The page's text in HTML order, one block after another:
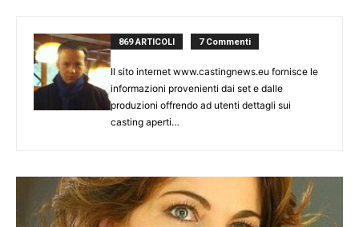
869 ARTICOLI 7 Commenti
Il sito internet www.castingnews.eu fornisce le
informazioni provenienti dai set e dalle
produzioni offrendo ad utenti dettagli sui
casting aperti…